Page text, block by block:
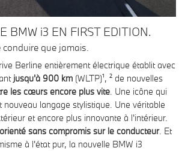
BMW i3 EN FIRST EDITION.
conduire que jamais.
Berline entièrement électrique établit avec
jusqu'à 900 km (WLTP)¹, ² de nouvelles
les cœurs encore plus vite. Une icône qui
nouveau langage stylistique. Une véritable
et encore plus innovante à l'intérieur.
orienté sans compromis sur le conducteur. Et
à l'état pur, la nouvelle BMW i3